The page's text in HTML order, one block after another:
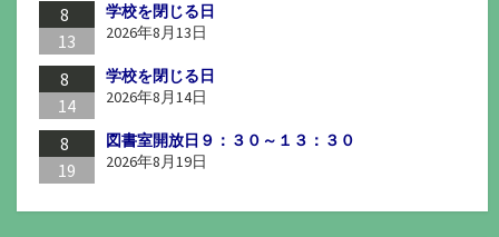
8
13
学校を閉じる日
2026年8月13日
8
14
学校を閉じる日
2026年8月14日
8
19
図書室開放日９：３０～１３：３０
2026年8月19日